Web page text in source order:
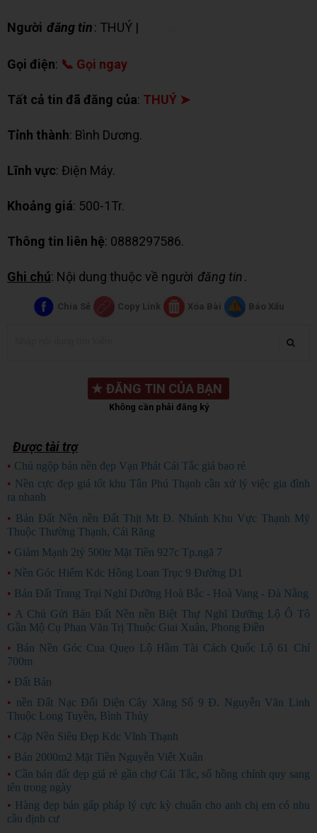
Người đăng tin: THUÝ |
Gọi điện: 📞 Gọi ngay
Tất cả tin đã đăng của: THUÝ ➤
Tỉnh thành: Bình Dương.
Lĩnh vực: Điện Máy.
Khoảng giá: 500-1Tr.
Thông tin liên hệ: 0888297586.
Ghi chú: Nội dung thuộc về người đăng tin.
Chia Sẻ Copy Link Xóa Bài Báo Xấu
★ ĐĂNG TIN CỦA BẠN
Không cần phải đăng ký
Được tài trợ
• Chủ ngộp bán nền đẹp Vạn Phát Cái Tắc giá bao rẻ
• Nền cực đẹp giá tốt khu Tân Phú Thạnh cần xử lý việc gia đình
ra nhanh
• Bán Đất Nền nền Đất Thịt Mt Đ. Nhánh Khu Vực Thạnh Mỹ
Thuộc Thường Thạnh, Cái Răng
• Giảm Mạnh 2tỷ 500tr Mặt Tiền 927c Tp.ngã 7
• Nền Góc Hiếm Kdc Hồng Loan Trục 9 Đường D1
• Bán Đất Trang Trại Nghỉ Dưỡng Hoà Bắc - Hoà Vang - Đà Nẵng
• A Chủ Gửi Bán Đất Nền nền Biệt Thự Nghĩ Dưỡng Lộ Ô Tô
Gần Mộ Cụ Phan Văn Trị Thuộc Giai Xuân, Phong Điền
• Bán Nền Góc Cua Quẹo Lộ Hầm Tài Cách Quốc Lộ 61 Chỉ
700m
• Đất Bán
• nền Đất Nạc Đối Diện Cây Xăng Số 9 Đ. Nguyễn Văn Linh
Thuộc Long Tuyền, Bình Thủy
• Cặp Nền Siêu Đẹp Kdc Vĩnh Thạnh
• Bán 2000m2 Mặt Tiền Nguyễn Viết Xuân
• Cần bán đất đẹp giá rẻ gần chợ Cái Tắc, sổ hồng chính quy sang
tên trong ngày
• Hàng đẹp bán gấp pháp lý cực kỳ chuẩn cho anh chị em có nhu
cầu định cư